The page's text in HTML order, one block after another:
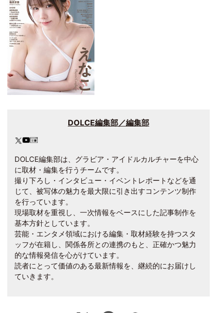
DOLCE編集部／編集部
DOLCE編集部は、グラビア・アイドルカルチャーを中心
に取材・編集を行うチームです。
撮り下ろし・インタビュー・イベントレポートなどを通
じて、被写体の魅力を最大限に引き出すコンテンツ制作
を行っています。
現場取材を重視し、一次情報をベースにした記事制作を
基本方針としています。
芸能・エンタメ領域における編集・取材経験を持つスタ
ッフが在籍し、関係各所との連携のもと、正確かつ魅力
的な情報発信を心がけています。
読者にとって価値のある最新情報を、継続的にお届けし
ていきます。